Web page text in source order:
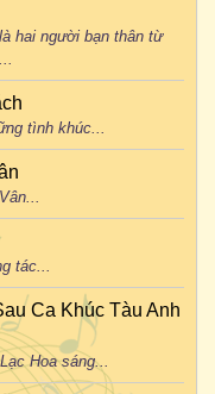
hai người bạn thân từ
tình khúc...
tác...
Ca Khúc Tàu Anh
Hoa sáng...